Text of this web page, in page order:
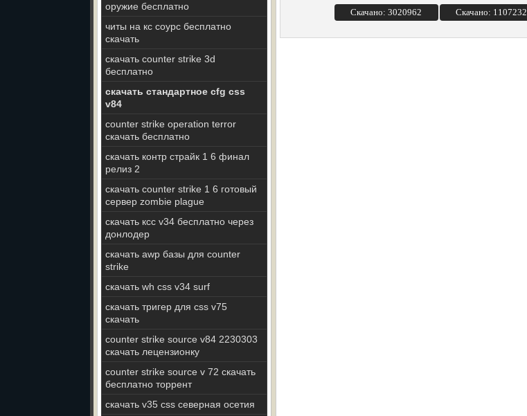
оружие бесплатно
читы на кс соурс бесплатно
скачать
скачать counter strike 3d
бесплатно
скачать стандартное cfg css
v84
counter strike operation terror
скачать бесплатно
скачать контр страйк 1 6 финал
релиз 2
скачать counter strike 1 6 готовый
сервер zombie plague
скачать ксс v34 бесплатно через
донлодер
скачать awp базы для counter
strike
скачать wh css v34 surf
скачать тригер для css v75
скачать
counter strike source v84 2230303
скачать лецензионку
counter strike source v 72 скачать
бесплатно торрент
скачать v35 css северная осетия
Скачано: 3020962 Скачано: 1107232